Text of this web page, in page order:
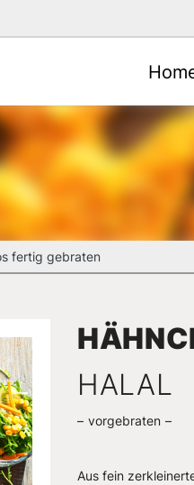
fertig gebraten
HALAL
vorgebraten
Aus fein